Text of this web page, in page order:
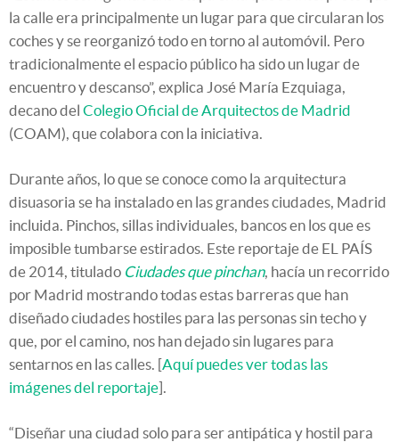
la calle era principalmente un lugar para que circularan los
coches y se reorganizó todo en torno al automóvil. Pero
tradicionalmente el espacio público ha sido un lugar de
encuentro y descanso”, explica José María Ezquiaga,
decano del Colegio Oficial de Arquitectos de Madrid
(COAM), que colabora con la iniciativa.
Durante años, lo que se conoce como la arquitectura
disuasoria se ha instalado en las grandes ciudades, Madrid
incluida. Pinchos, sillas individuales, bancos en los que es
imposible tumbarse estirados. Este reportaje de EL PAÍS
de 2014, titulado Ciudades que pinchan, hacía un recorrido
por Madrid mostrando todas estas barreras que han
diseñado ciudades hostiles para las personas sin techo y
que, por el camino, nos han dejado sin lugares para
sentarnos en las calles. [Aquí puedes ver todas las
imágenes del reportaje].
“Diseñar una ciudad solo para ser antipática y hostil para